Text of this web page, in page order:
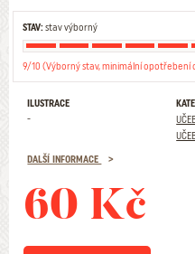
STAV:stav výborný
9/10 (Výborný stav, minimální opotřebení
ILUSTRACE
-
DALŠÍ INFORMACE
60 Kč